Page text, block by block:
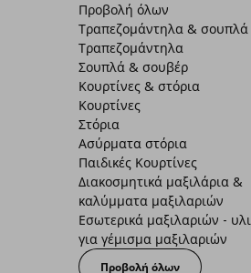
Προβολή όλων
Τραπεζομάντηλα & σουπλά
Τραπεζομάντηλα
Σουπλά & σουβέρ
Κουρτίνες & στόρια
Κουρτίνες
Στόρια
Ασύρματα στόρια
Παιδικές Κουρτίνες
Διακοσμητικά μαξιλάρια &
καλύμματα μαξιλαριών
Εσωτερικά μαξιλαριών -
για γέμισμα μαξιλαριών
Προβολή όλων